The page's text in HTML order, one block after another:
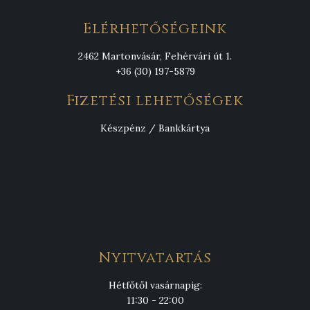
Elérhetőségeink
2462 Martonvásár, Fehérvári út 1.
+36 (30) 197-5879
Fizetési lehetőségek
Készpénz / Bankkártya
Nyitvatartás
Hétfőtől vasárnapig:
11:30 - 22:00